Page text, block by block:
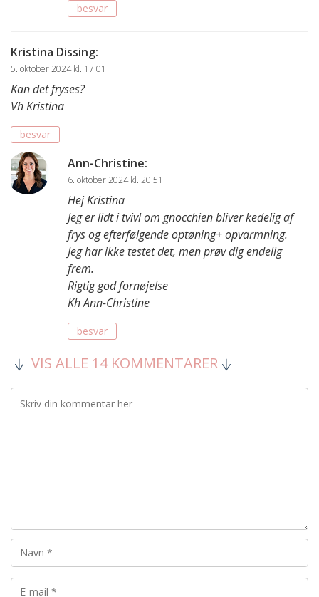
besvar
Kristina Dissing:
5. oktober 2024 kl. 17:01
Kan det fryses?
Vh Kristina
besvar
Ann-Christine:
6. oktober 2024 kl. 20:51
Hej Kristina
Jeg er lidt i tvivl om gnocchien bliver kedelig af
frys og efterfølgende optøning+ opvarmning.
Jeg har ikke testet det, men prøv dig endelig
frem.
Rigtig god fornøjelse
Kh Ann-Christine
besvar
VIS ALLE 14 KOMMENTARER